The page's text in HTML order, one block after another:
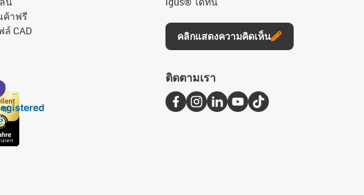
ค้าฟรี
CAD
คลิกแสดงความคิดเห็น
ติดตามเรา